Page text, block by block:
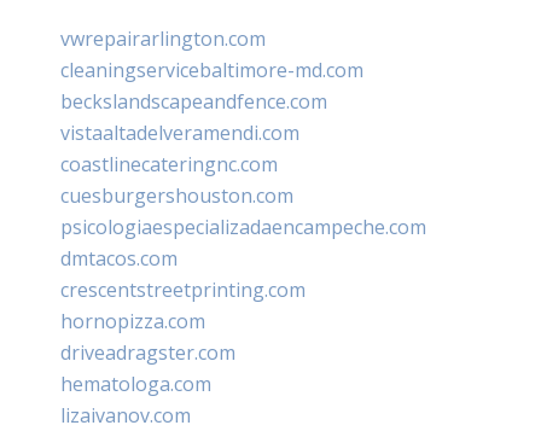
vwrepairarlington.com
cleaningservicebaltimore-md.com
beckslandscapeandfence.com
vistaaltadelveramendi.com
coastlinecateringnc.com
cuesburgershouston.com
psicologiaespecializadaencampeche.com
dmtacos.com
crescentstreetprinting.com
hornopizza.com
driveadragster.com
hematologa.com
lizaivanov.com